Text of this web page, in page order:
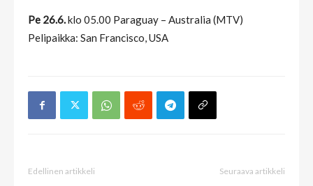
Pe 26.6.klo 05.00 Paraguay – Australia (MTV)
Pelipaikka: San Francisco, USA
Edellinen artikkeli Seuraava artikkeli